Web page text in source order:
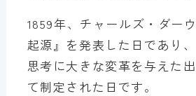
1859年、チャールズ・ダー
起源』を発表した日であり
思考に大きな変革を与えた
て制定された日です。